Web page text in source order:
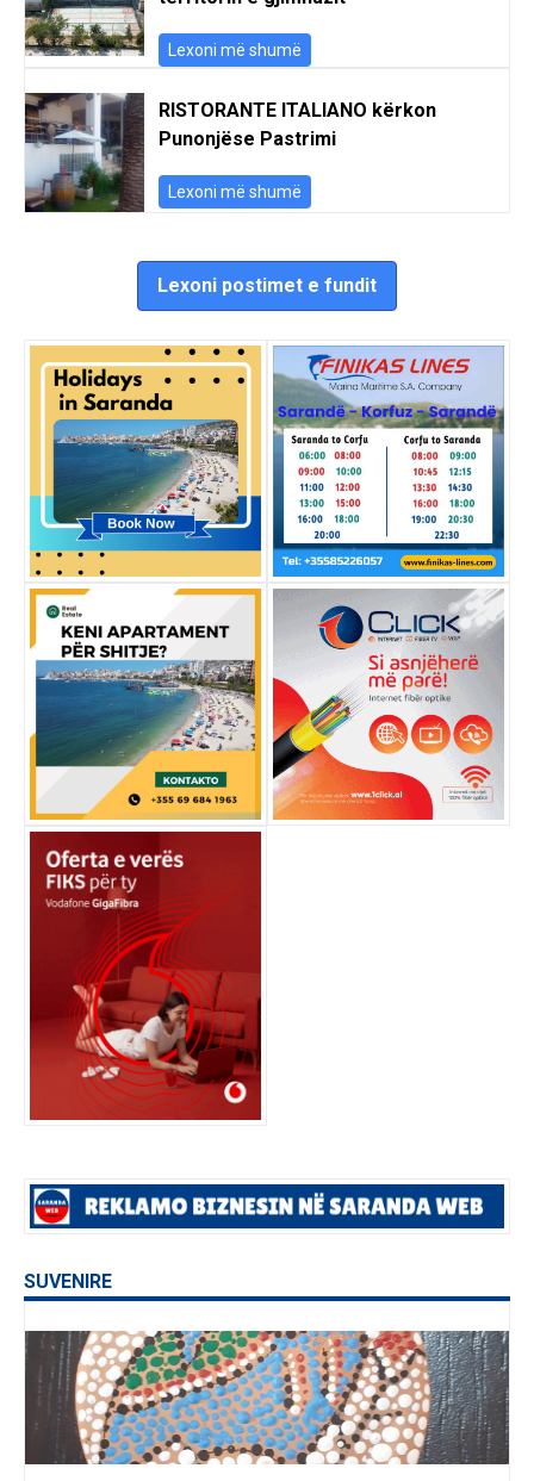
Lexoni më shumë
RISTORANTE ITALIANO kërkon
Punonjëse Pastrimi
Lexoni më shumë
Lexoni postimet e fundit
SUVENIRE